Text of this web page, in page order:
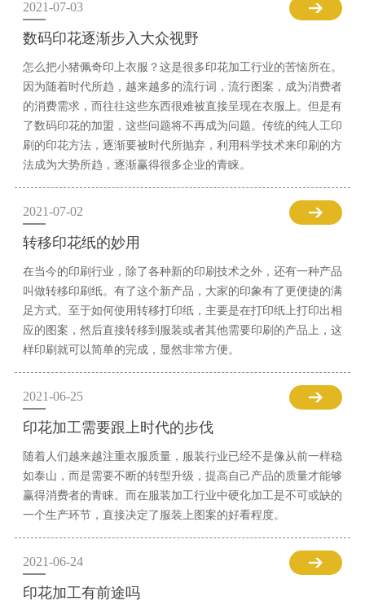
2021-07-03
数码印花逐渐步入大众视野
怎么把小猪佩奇印上衣服？这是很多印花加工行业的苦恼所在。
因为随着时代所趋，越来越多的流行词，流行图案，成为消费者
的消费需求，而往往这些东西很难被直接呈现在衣服上。但是有
了数码印花的加盟，这些问题将不再成为问题。传统的纯人工印
刷的印花方法，逐渐要被时代所抛弃，利用科学技术来印刷的方
法成为大势所趋，逐渐赢得很多企业的青睐。
2021-07-02
转移印花纸的妙用
在当今的印刷行业，除了各种新的印刷技术之外，还有一种产品
叫做转移印刷纸。有了这个新产品，大家的印象有了更便捷的满
足方式。至于如何使用转移打印纸，主要是在打印纸上打印出相
应的图案，然后直接转移到服装或者其他需要印刷的产品上，这
样印刷就可以简单的完成，显然非常方便。
2021-06-25
印花加工需要跟上时代的步伐
随着人们越来越注重衣服质量，服装行业已经不是像从前一样稳
如泰山，而是需要不断的转型升级，提高自己产品的质量才能够
赢得消费者的青睐。而在服装加工行业中硬化加工是不可或缺的
一个生产环节，直接决定了服装上图案的好看程度。
2021-06-24
印花加工有前途吗